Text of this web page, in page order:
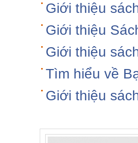
Giới thiệu
Giới thiệu
Giới thiệu
Tìm hiểu về
Giới thiệu